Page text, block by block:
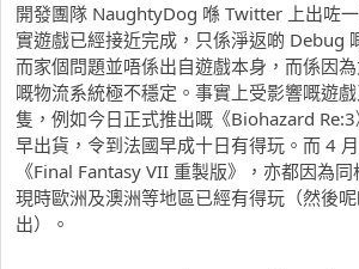
開發團隊 NaughtyDog 喺 Twitter 上出咗
實遊戲已經接近完成，只係淨返啲 Debug
而家個問題並唔係出自遊戲本身，而係因
嘅物流系統極不穩定。事實上受影響嘅遊
隻，例如今日正式推出嘅《Biohazard
早出貨，令到法國早成十日有得玩。而 4
《Final Fantasy VII 重製版》，亦都因為同
現時歐洲及澳洲等地區已經有得玩（然後
出）。